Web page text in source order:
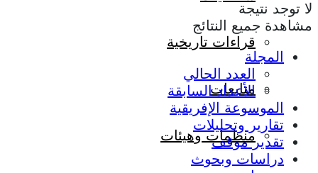
قراءات تاريخية
متابعات
منظمات وهيئات
لا توجد نتيجة
مشاهدة جميع النتائج
المجلة
العدد الحالي
الأعداد السابقة
الموسوعة الإفريقية
تقارير وتحليلات
تقدير موقف
دراسات وبحوث